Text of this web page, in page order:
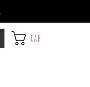
Car